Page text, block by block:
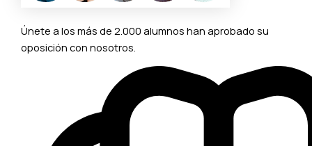
Únete a los más de 2.000 alumnos han aprobado su
oposición con nosotros.